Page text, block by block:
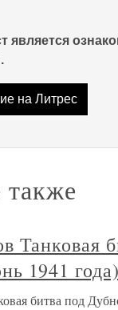
является
на Литрес
также
Танковая
1941 года)
битва под